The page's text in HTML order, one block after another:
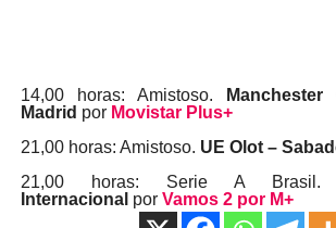
14,00 horas: Amistoso.
Madrid por Movistar Plus+
21,00 horas: Amistoso. UE Olot –
21,00 horas: Serie A
Internacional por Vamos 2 por M+